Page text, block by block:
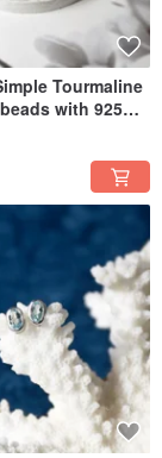
Tourmaline
with 925